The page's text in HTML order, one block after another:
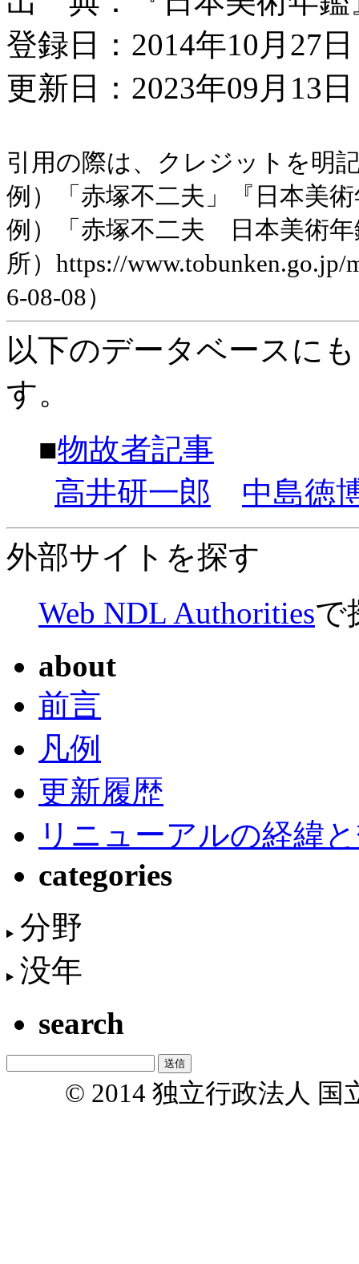
登録日：2014年10月27日
更新日：2023年09月13
引用の際は、クレジットを明
例）「赤塚不二夫」『日本美
例）「赤塚不二夫 日本美術年
所）https://
6-08-08）
以下のデータベースに
す。
■物故者記事
高井研一郎
中島徳
外部サイトを探す
Web NDL Authoritiesで
about
前言
凡例
更新履歴
リニューアルの経緯
categories
分野
没年
search
© 2014 独立行政法人 国